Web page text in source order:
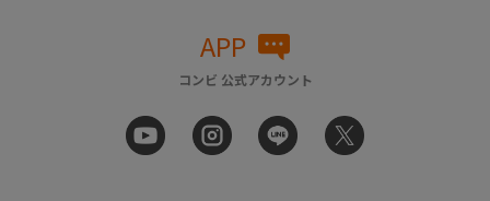
APP
コンビ 公式アカウント